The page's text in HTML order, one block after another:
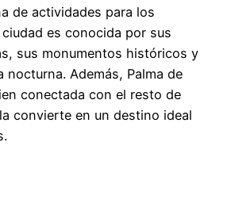
de actividades para los
es conocida por sus
sus monumentos históricos y
nocturna. Además, Palma de
conectada con el resto de
convierte en un destino ideal